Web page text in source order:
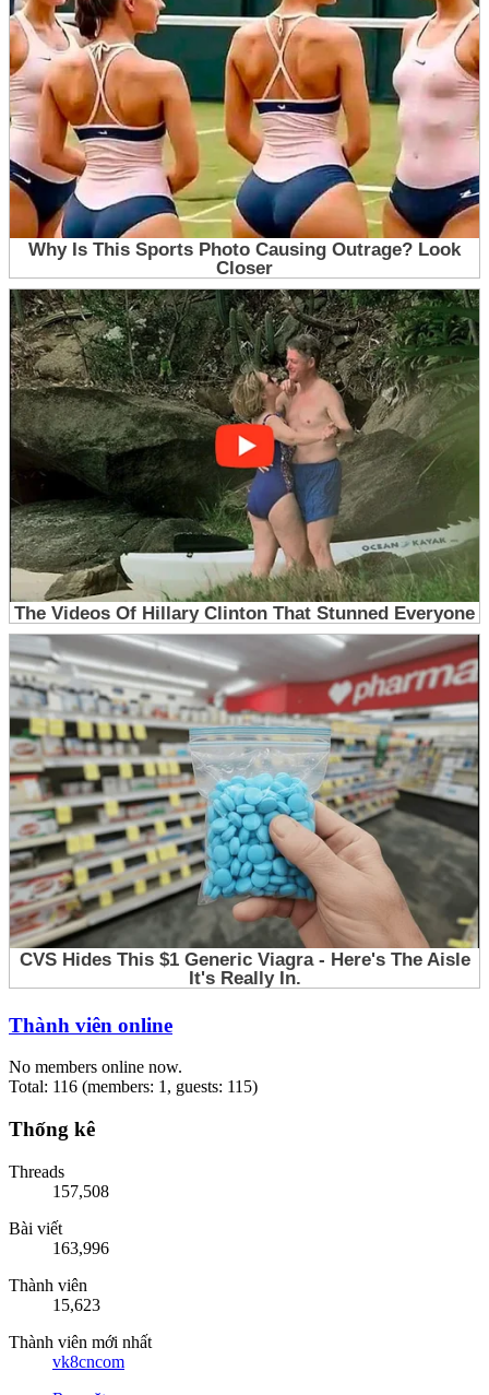
Thành viên online
No members online now.
Total: 116 (members: 1, guests: 115)
Thống kê
Threads
157,508
Bài viết
163,996
Thành viên
15,623
Thành viên mới nhất
vk8cncom